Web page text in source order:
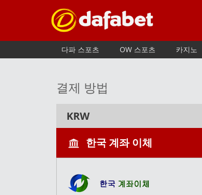
다파 스포츠 OW 스포츠 카지노
결제 방법
KRW
한국 계좌 이체